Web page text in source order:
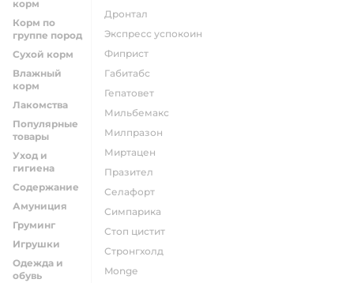
корм
Корм по
группе пород
Сухой корм
Влажный
корм
Лакомства
Популярные
товары
Уход и
гигиена
Содержание
Амуниция
Груминг
Игрушки
Одежда и
обувь
дронтал
экспресс успокоин
фиприст
габитабс
гепатовет
мильбемакс
милпразон
миртацен
празител
селафорт
симпарика
стоп цистит
стронгхолд
monge